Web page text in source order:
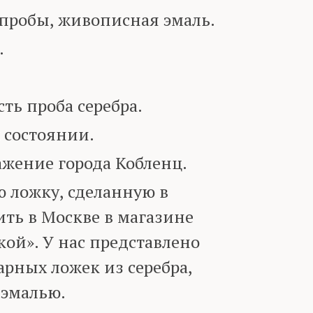
живописная эмаль.
проба серебра.
города Кобленц.
ложку, сделанную в
в Москве в магазине
У нас представлено
ложек из серебра,